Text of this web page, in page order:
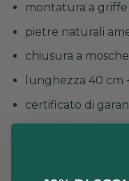
montatura a griffe
pietre naturali
chiusura a
lunghezza 40 cm
certificato di